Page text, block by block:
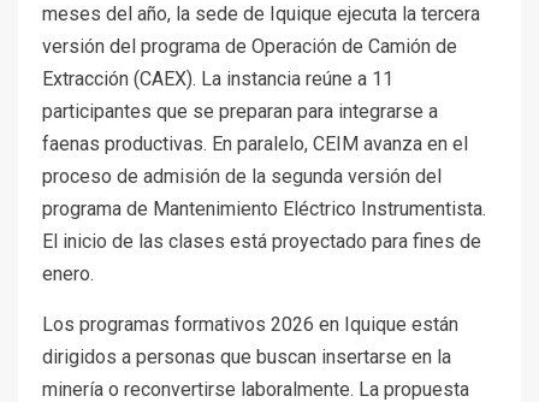
meses del año, la sede de Iquique ejecuta la tercera
versión del programa de Operación de Camión de
Extracción (CAEX). La instancia reúne a 11
participantes que se preparan para integrarse a
faenas productivas. En paralelo, CEIM avanza en el
proceso de admisión de la segunda versión del
programa de Mantenimiento Eléctrico Instrumentista.
El inicio de las clases está proyectado para fines de
enero.
Los programas formativos 2026 en Iquique están
dirigidos a personas que buscan insertarse en la
minería o reconvertirse laboralmente. La propuesta